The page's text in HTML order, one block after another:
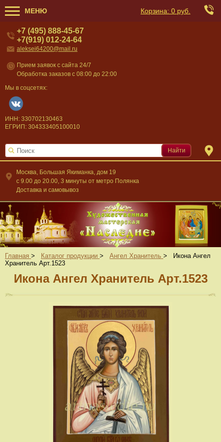
МЕНЮ Корзина: 0 руб.
Москва, Большая Якиманка, дом 19
c 9.00 до 20.00, 3 минуты от метро Полянка
Доставка и самовывоз
+7 (495) 888-45-67
+7(919) 012-24-64
aleksei64200@mail.ru
Прием заявок с сайта 24/7
Обработка заказов с 08:00 до 22:00
Мы в соцсетях:
ИНН: 330702130463
ЕГРИП: 304333405100010
Найти
Главная > Каталог продукции > Ангел Хранитель >
Икона Ангел
Хранитель Арт.1523
Икона Ангел Хранитель Арт.1523